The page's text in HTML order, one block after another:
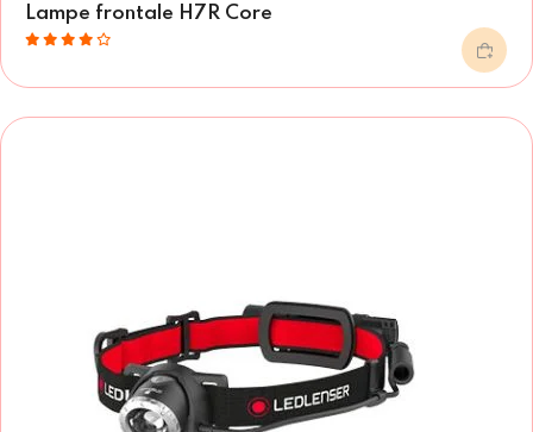
Lampe frontale H7R Core